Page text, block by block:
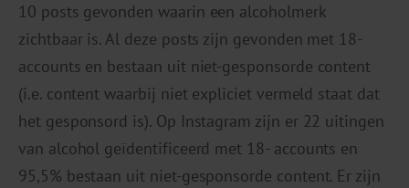
10 posts gevonden waarin een alcoholmerk
zichtbaar is. Al deze posts zijn gevonden met 18-
accounts en bestaan uit niet-gesponsorde content
(i.e. content waarbij niet expliciet vermeld staat dat
het gesponsord is). Op Instagram zijn er 22 uitingen
van alcohol geïdentificeerd met 18- accounts en
95,5% bestaan uit niet-gesponsorde content. Er zijn